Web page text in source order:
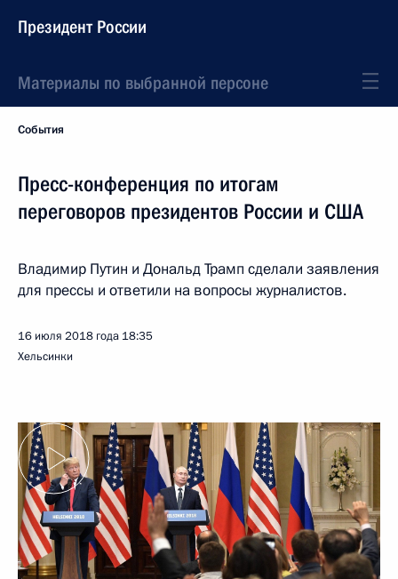
Президент России
Материалы по выбранной персоне
События
Пресс-конференция по итогам
переговоров президентов России и США
Владимир Путин и Дональд Трамп сделали заявления
для прессы и ответили на вопросы журналистов.
16 июля 2018 года 18:35
Хельсинки